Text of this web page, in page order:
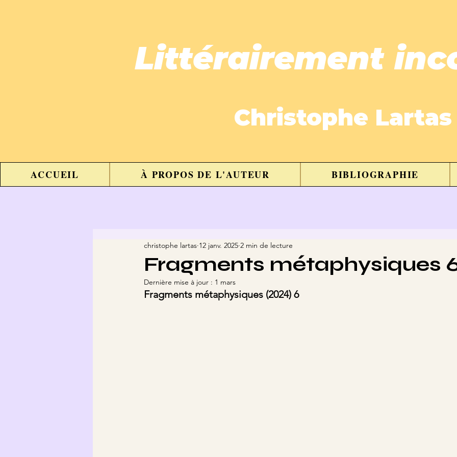
Littérairement
Christophe Lartas
ACCUEIL À PROPOS DE L'AUTEUR BIBLIOGRAPHIE
Fragments métaphysiques
christophe lartas 12 janv. 2025 2 min de lecture
Dernière mise à jour : 1 mars
Fragments métaphysiques (2024) 6